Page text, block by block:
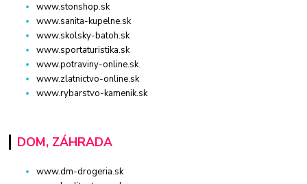
www.stonshop.sk
www.sanita-kupelne.sk
www.skolsky-batoh.sk
www.sportaturistika.sk
www.potraviny-online.sk
www.zlatnictvo-online.sk
www.rybarstvo-kamenik.sk
DOM, ZÁHRADA
www.dm-drogeria.sk